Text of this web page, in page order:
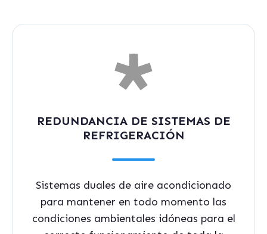
REDUNDANCIA DE SISTEMAS DE
REFRIGERACIÓN
Sistemas duales de aire acondicionado
para mantener en todo momento las
condiciones ambientales idóneas para el